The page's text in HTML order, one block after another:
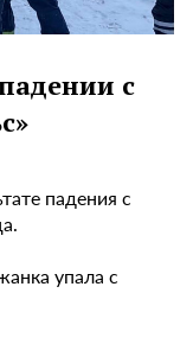
с
падения с
упала с